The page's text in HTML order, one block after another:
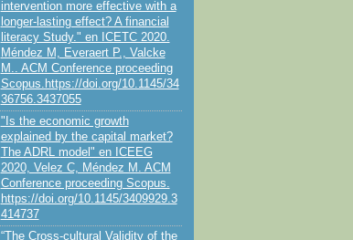
intervention more effective with a
longer-lasting effect? A financial
literacy Study." en ICETC 2020.
Méndez M, Everaert P., Valcke
M.. ACM Conference proceeding
Scopus.https://doi.org/10.1145/34
36756.3437055
"Is the economic growth
explained by the capital market?
The ADRL model" en ICEEG
2020, Velez C, Méndez M. ACM
Conference proceeding Scopus.
https://doi.org/10.1145/3409929.3
414737
“The Cross-cultural Validity of the